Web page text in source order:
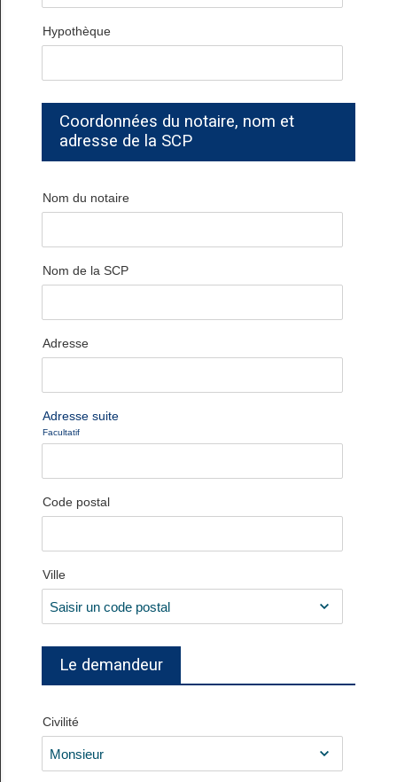
Hypothèque
Coordonnées du notaire, nom et
adresse de la SCP
Nom du notaire
Nom de la SCP
Adresse
Adresse suite
Facultatif
Code postal
Ville
Le demandeur
Civilité